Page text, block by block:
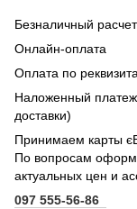
Безналичный расчет
Онлайн-оплата
Оплата по
Наложенный
доставки)
Принимаем карты
По вопросам
актуальных цен и
097 555-56-86